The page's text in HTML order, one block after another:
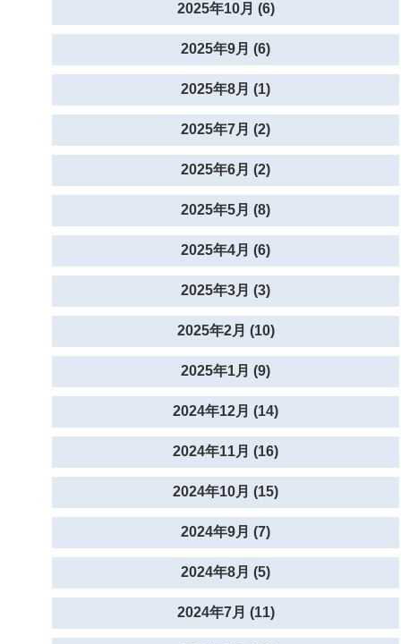
2025年10月 (6)
2025年9月 (6)
2025年8月 (1)
2025年7月 (2)
2025年6月 (2)
2025年5月 (8)
2025年4月 (6)
2025年3月 (3)
2025年2月 (10)
2025年1月 (9)
2024年12月 (14)
2024年11月 (16)
2024年10月 (15)
2024年9月 (7)
2024年8月 (5)
2024年7月 (11)